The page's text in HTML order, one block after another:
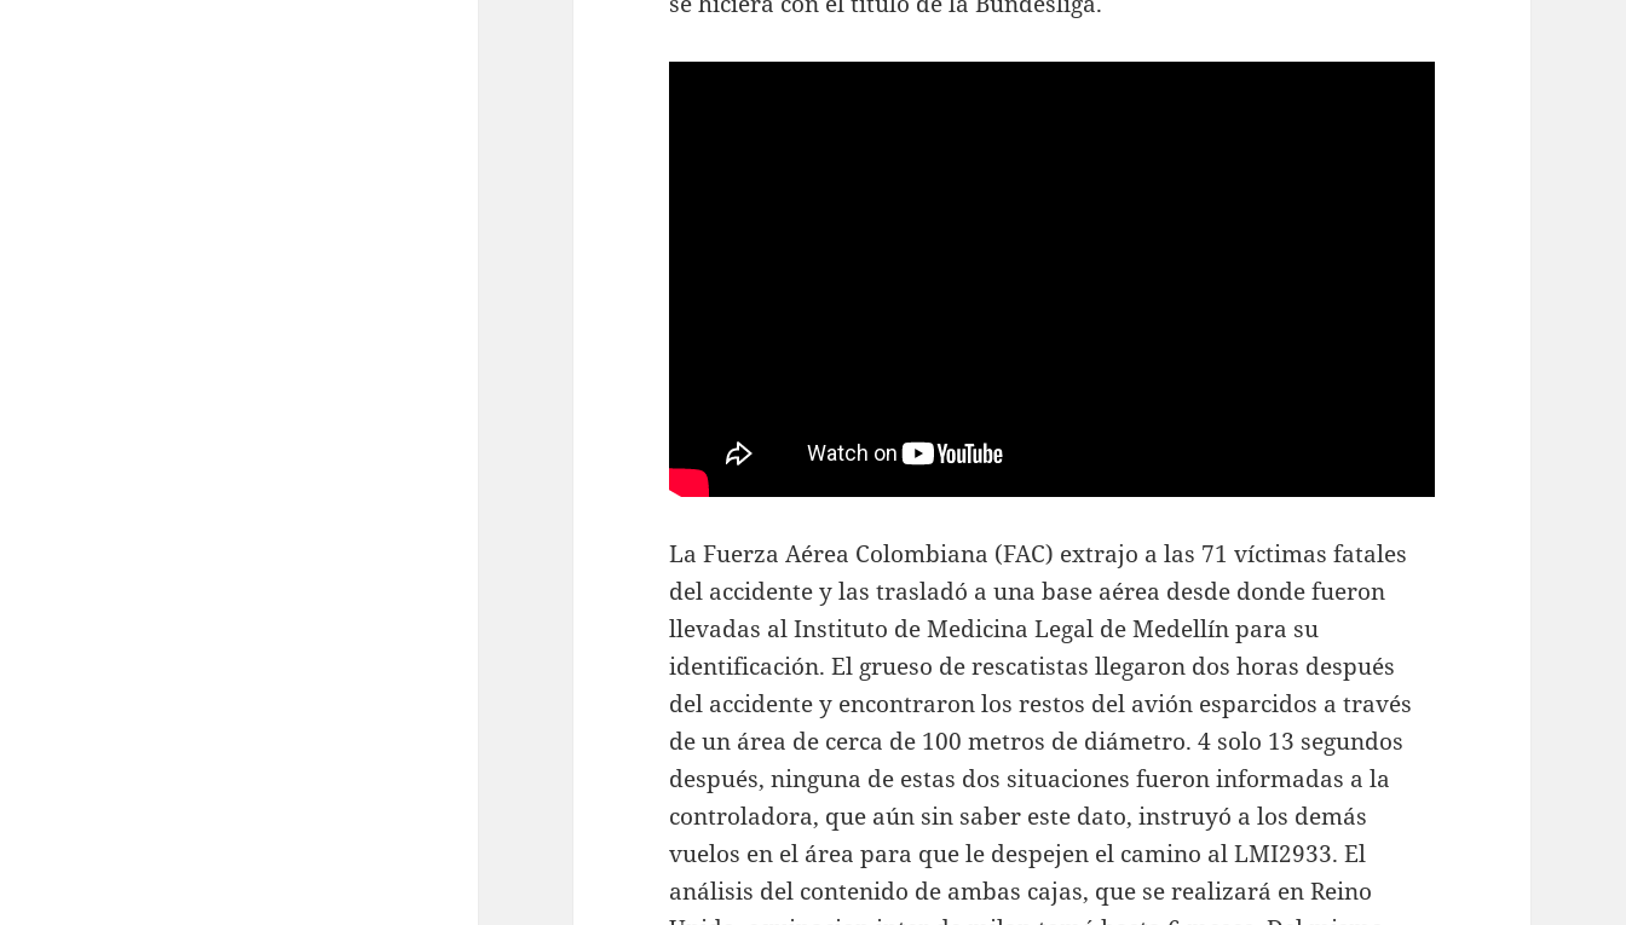
La Fuerza Aérea Colombiana (FAC) extrajo a las 71 víctimas fatales
del accidente y las trasladó a una base aérea desde donde fueron
llevadas al Instituto de Medicina Legal de Medellín para su
identificación. El grueso de rescatistas llegaron dos horas después
del accidente y encontraron los restos del avión esparcidos a través
de un área de cerca de 100 metros de diámetro. 4 solo 13 segundos
después, ninguna de estas dos situaciones fueron informadas a la
controladora, que aún sin saber este dato, instruyó a los demás
vuelos en el área para que le despejen el camino al LMI2933. El
análisis del contenido de ambas cajas, que se realizará en Reino